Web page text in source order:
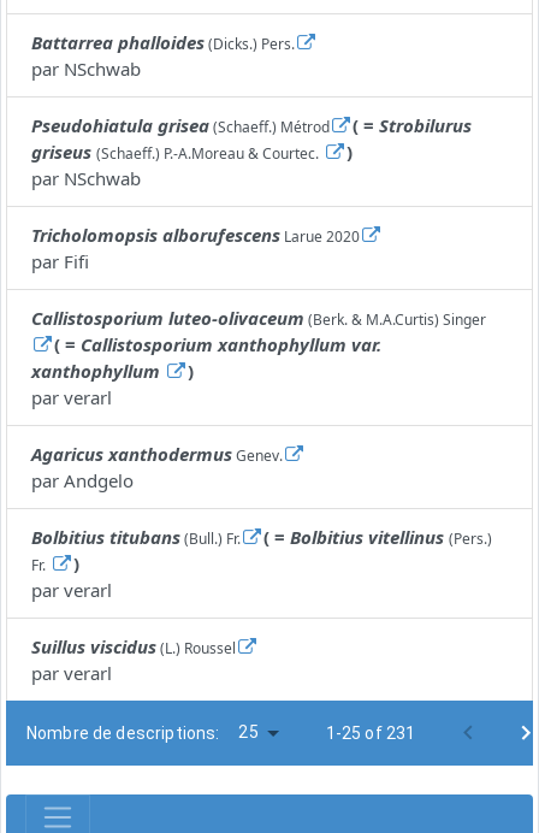
Battarrea phalloides(Dicks.) Pers.
par NSchwab
Pseudohiatula grisea(Schaeff.) Métrod ( =Strobilurus
griseus (Schaeff.) P.-A.Moreau & Courtec.
)
par NSchwab
Tricholomopsis alborufescens Larue 2020
par Fifi
Callistosporium luteo-olivaceum (Berk. & M.A.Curtis) Singer
( = Callistosporium xanthophyllum var.
xanthophyllum
)
par verarl
Agaricus xanthodermusGenev.
par Andgelo
Bolbitius titubans(Bull.) Fr. ( =Bolbitius vitellinus (Pers.)
Fr.
)
par verarl
Suillus viscidus(L.) Roussel
par verarl
Nombre de descriptions: 25 1-25 of 231